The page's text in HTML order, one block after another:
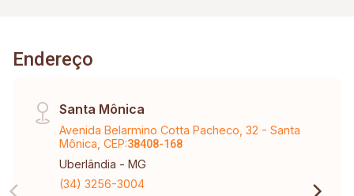
Endereço
Santa Mônica
Avenida Belarmino Cotta Pacheco, 32 - Santa
Mônica, CEP:38408-168
Uberlândia - MG
(34) 3256-3004